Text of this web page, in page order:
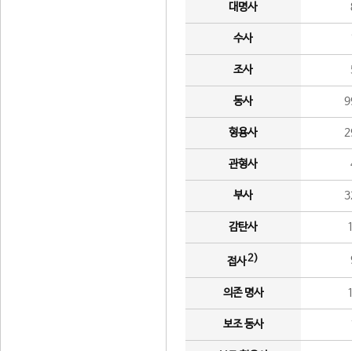
대명사
수사
조사
동사
형용사
관형사
부사
감탄사
접사2)
의존 명사
보조 동사